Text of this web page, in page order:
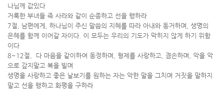
나님께 값있다
거룩한 부녀들 즉 사라와 같이 순종하고 선을 행하라
7절, 남편에게, 하나님이 주신 말씀의 지혜를 따라 아내와 동거하며, 생명의
은혜를 함께 이어갈 자이다. 이 모두는 우리의 기도가 막히지 않게 하기 위함
이다
8~12절, 다 마음을 같이하여 동정하며, 형제를 사랑하고, 겸손하며, 악을 악
으로 갚지말고 복을 빌며
생명을 사랑하고 좋은 날보기를 원하는 자는 악한 말을 그치며 거짓을 말하지
말고 선을 행하고 화평을 구하라